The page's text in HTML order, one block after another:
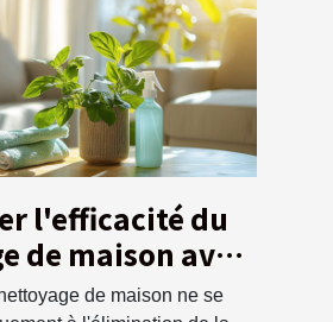
l'efficacité du
de maison avec
de débarras
de maison ne se